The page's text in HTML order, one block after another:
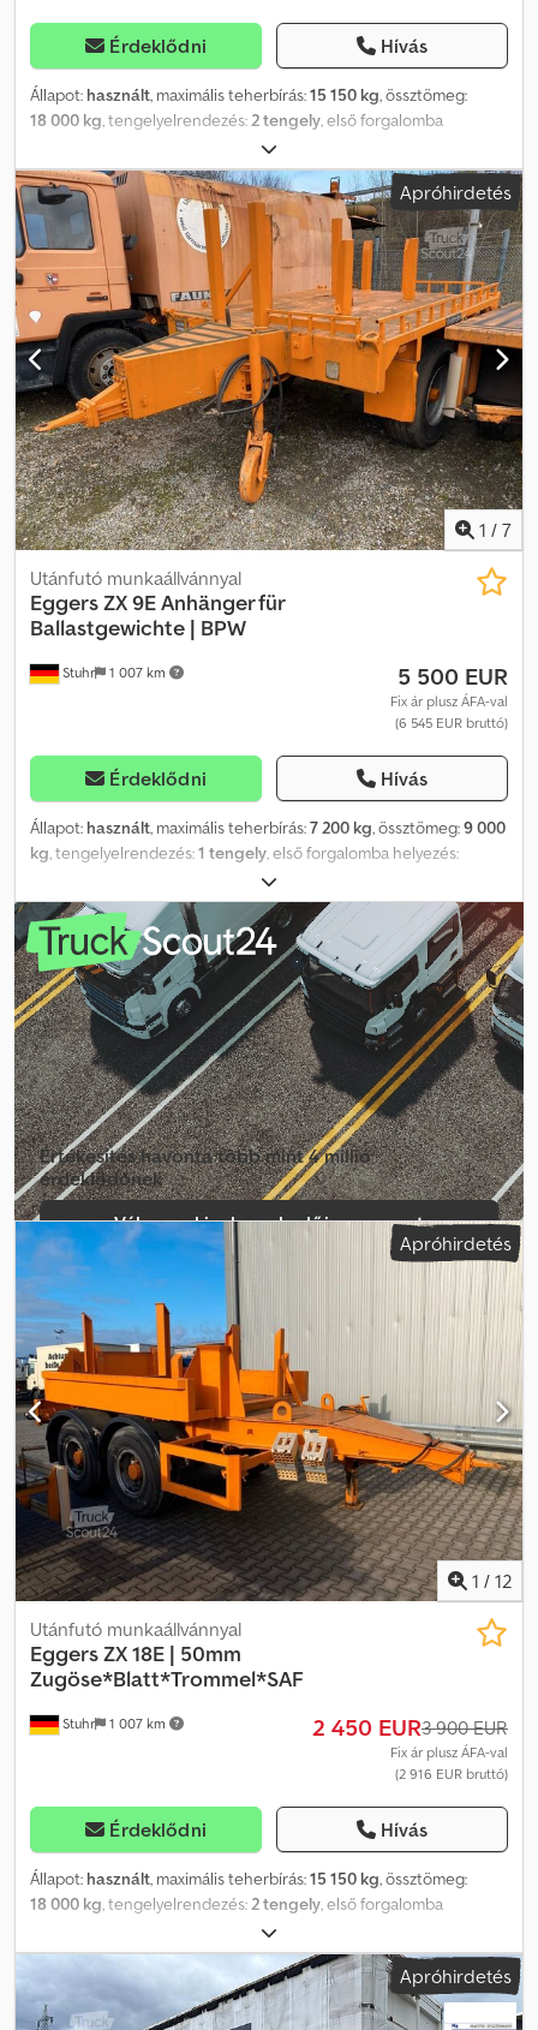
Érdeklődni Hívás
Állapot: használt, maximális teherbírás:15 150 kg, össztömeg:
18 000 kg , tengelyelrendezés: 2 tengely , első forgalomba
, ? Platform ballastsúlyokhoz ? 50 mm vonószem
? 4 x rögzítőszem ? Dobfék ? Laprugós felfüggesztés
Cjdozlwvkspfx Aagjrf ? Támasztólábak ? SAF-tengelyek Minden
adat tájékoztató jellegű / Közbenértékesítés jogát fenntartjuk.
Apróhirdetés
1 / 7
Stuhr 1 007 km
Utánfutó munkaállvánnyal
EggersZX 9E Anhänger für
Ballastgewichte | BPW
5 500 EUR
Fix ár plusz ÁFA-val
(6 545 EUR bruttó)
Érdeklődni Hívás
Állapot: használt, maximális teherbírás:7 200 kg, össztömeg:9 000
kg, tengelyelrendezés:1 tengely, első forgalomba helyezés:
, ? Platform ballastsúlyokhoz ? 40 mm-es vonószem ? 9 db
rögzítőgyűrű ? Dobfék Credpfx Aaowfku Ajgjf ? Laprugós
felfüggesztés ? Kitámasztólábak ? BPW tengelyek Minden adat
tájékoztató jellegű / Az eladás jogát fenntartjuk.
Értékesítés havonta több mint 4 millió
érdeklődőnek
Válassza ki a kereskedői csomagot
Hozzon létre egyéni hirdetést
Apróhirdetés
1 / 12
Stuhr 1 007 km
Utánfutó munkaállvánnyal
EggersZX 18E | 50mm
Zugöse*Blatt*Trommel*SAF
2 450 EUR3 900 EUR
Fix ár plusz ÁFA-val
(2 916 EUR bruttó)
Érdeklődni Hívás
Állapot: használt, maximális teherbírás:15 150 kg, össztömeg:
18 000 kg, tengelyelrendezés:2 tengely, első forgalomba
, ? Platform ballastsúlyokhoz ? 50 mm vonószem
? 4 x rögzítőszem ? Dobfék ? Laprugós felfüggesztés Crsdpfxew
Sqilj Aagef ? Támasztólábak ? SAF-tengelyek Minden adat
tájékoztató jellegű / Közbenértékesítés jogát fenntartjuk.
Apróhirdetés